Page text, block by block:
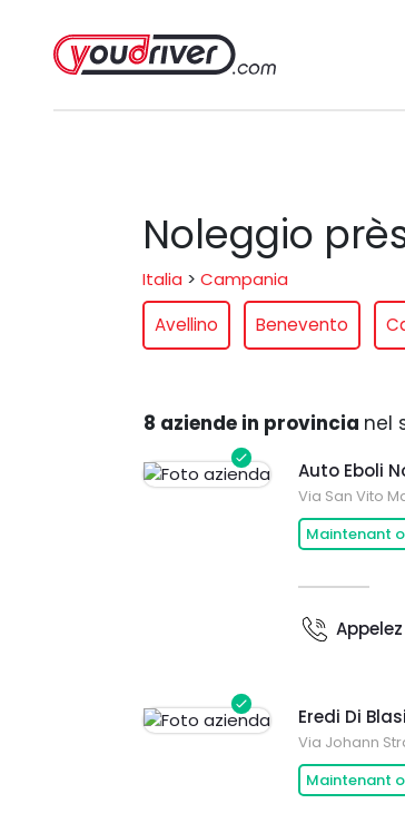
Noleggio
Italia > Campania
Avellino
Benevento
8 aziende in provincia nel
Auto Eboli
Via San Vito
Maintenant
Appelez
Eredi Di
Via Johann
Maintenant